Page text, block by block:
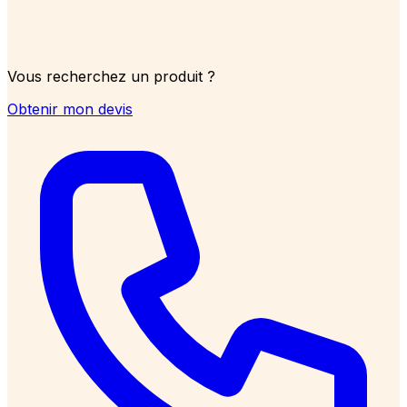
Vous recherchez un produit ?
Obtenir mon devis